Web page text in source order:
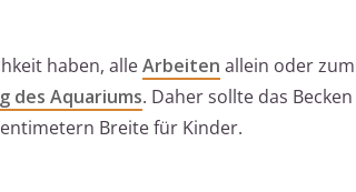
haben, alleArbeiten allein oder
des Aquariums. Daher sollte das
Breite für Kinder.